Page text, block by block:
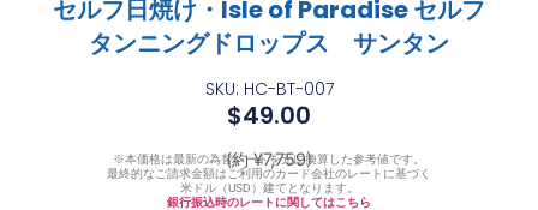
セルフ日焼け・Isle of Paradise セルフ
タンニングドロップス サンタン
SKU: HC-BT-007
$49.00
(約 ¥7,759)
※本価格は最新の為替レートを元に換算した参考値です。
最終的なご請求金額はご利用のカード会社のレートに基づく
米ドル（USD）建てとなります。
銀行振込時のレートに関してはこちら